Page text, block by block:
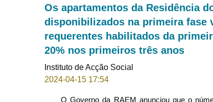
Os apartamentos da Residência
disponibilizados na primeira fase
requerentes habilitados da
20% nos primeiros três anos
Instituto de Acção Social
2024-04-15 17:54
O Governo da RAEM anunciou que o